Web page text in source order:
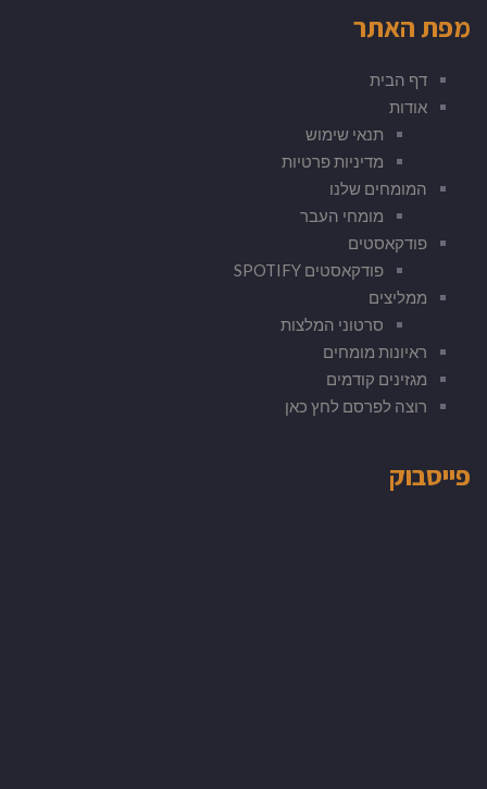
מפת האתר
דף הבית
אודות
תנאי שימוש
מדיניות פרטיות
המומחים שלנו
מומחי העבר
פודקאסטים
פודקאסטים SPOTIFY
ממליצים
סרטוני המלצות
ראיונות מומחים
מגזינים קודמים
רוצה לפרסם לחץ כאן
פייסבוק